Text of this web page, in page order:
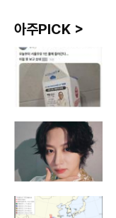
아주PICK >